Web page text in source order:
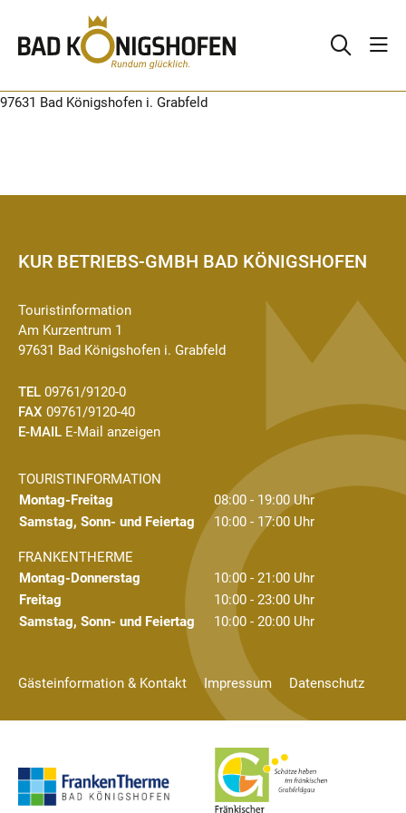
97631 Bad Königshofen i. Grabfeld
KUR BETRIEBS-GMBH BAD KÖNIGSHOFEN
Touristinformation
Am Kurzentrum 1
97631 Bad Königshofen i. Grabfeld
TEL 09761/9120-0
FAX 09761/9120-40
E-MAIL E-Mail anzeigen
TOURISTINFORMATION
Montag-Freitag
08:00 - 19:00 Uhr
Samstag, Sonn- und Feiertag
10:00 - 17:00 Uhr
FRANKENTHERME
Montag-Donnerstag
10:00 - 21:00 Uhr
Freitag
10:00 - 23:00 Uhr
Samstag, Sonn- und Feiertag
10:00 - 20:00 Uhr
Gästeinformation & Kontakt Impressum Datenschutz